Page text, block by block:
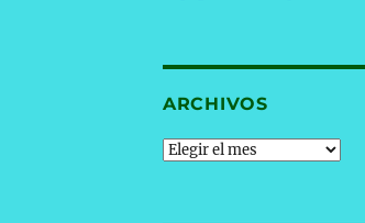
ARCHIVOS
Archivos